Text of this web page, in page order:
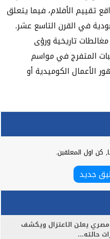
تقييم الأفلام، فيما يتعلق
في القرن التاسع عشر.
تاريخية ورؤى
المتفرج في مواسم
الأعمال الكوميدية أو
كن اول المعلقين.
جديد
مصري يعلن الاعتزال ويكشف
حالته...